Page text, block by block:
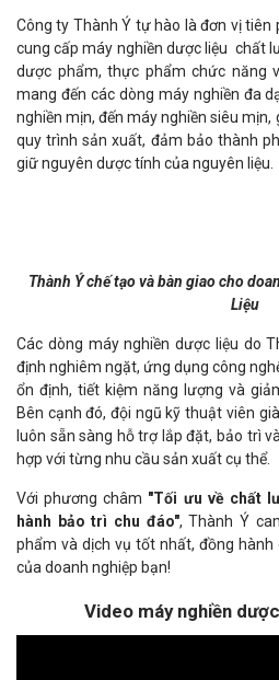
Công ty Thành Ý tự hào là đơn vị tiên
cung cấp máy nghiền dược liệu chất
dược phẩm, thực phẩm chức năng
mang đến các dòng máy nghiền đa
nghiền mịn, đến máy nghiền siêu
quy trình sản xuất, đảm bảo thành
giữ nguyên dược tính của nguyên liệu.
Thành Ý chế tạo và bàn giao cho
Liệu
Các dòng máy nghiền dược liệu do
định nghiêm ngặt, ứng dụng công
ổn định, tiết kiệm năng lượng và
Bên cạnh đó, đội ngũ kỹ thuật viên
luôn sẵn sàng hỗ trợ lắp đặt, bảo trì
hợp với từng nhu cầu sản xuất cụ thể.
Với phương châm "Tối ưu về chất
hành bảo trì chu đáo", Thành Ý
phẩm và dịch vụ tốt nhất, đồng
của doanh nghiệp bạn!
Video máy nghiền